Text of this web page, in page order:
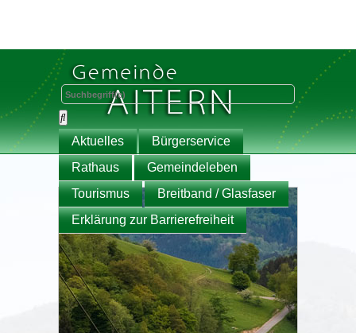
Aktuelles
Bürgerservice
Rathaus
Gemeindeleben
Tourismus
Breitband / Glasfaser
Erklärung zur Barrierefreiheit